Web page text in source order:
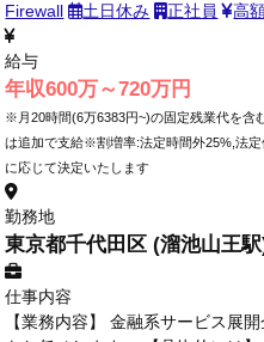
Firewall 土日休み 正社員 高
給与
年収600万～720万円
※月20時間(6万6383円~)の固定残業代を
は追加で支給※割増率:法定時間外25%,法
に応じて決定いたします
勤務地
東京都千代田区 (溜池山王
仕事内容
【業務内容】 金融系サービス展